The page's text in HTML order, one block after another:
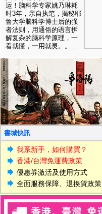
运！脑科学专家姚乃琳耗
时3年，亲自执笔，揭秘耶
鲁大学脑科学博士后的强
者法则，用通俗的语言拆
解复杂的脑科学原理，一
看就懂，一用就灵。。...
書城快訊
我系新手，如何購買？
香港/台灣免運費政策
優惠券激活及使用方式
全面服務保障、退換貨政策